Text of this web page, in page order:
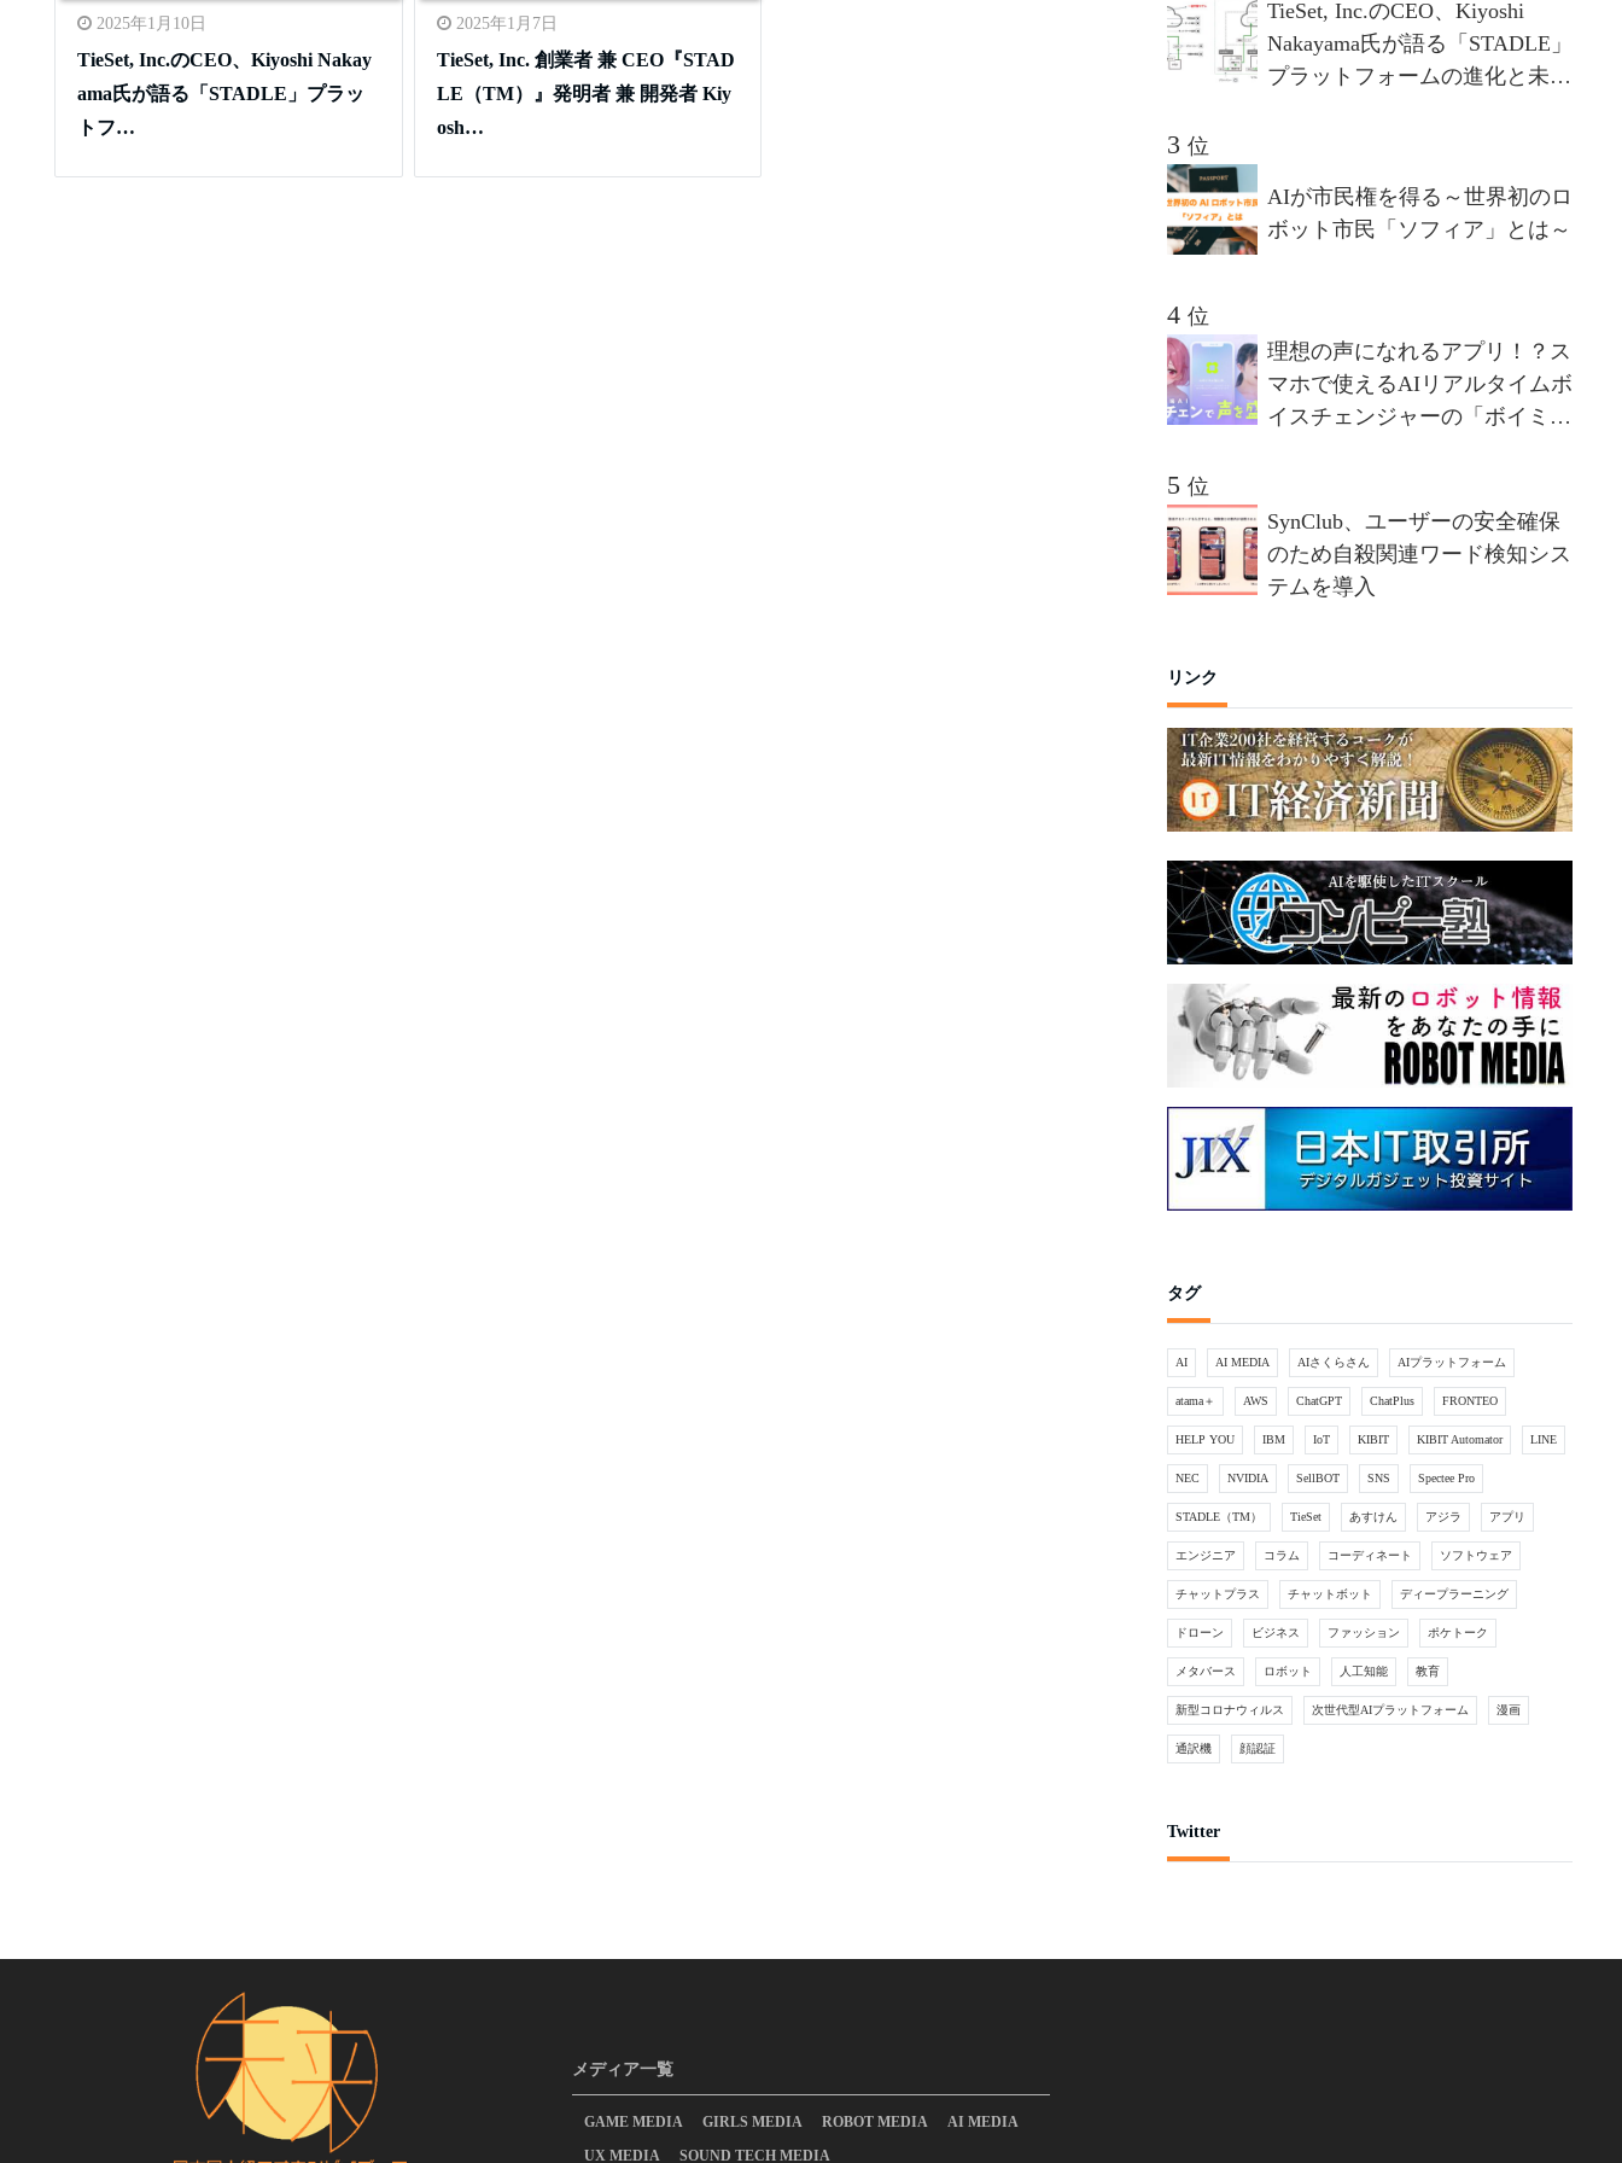
2025年1月10日
TieSet, Inc.のCEO、Kiyoshi Nakay
ama氏が語る「STADLE」プラッ
トフ…
2025年1月7日
TieSet, Inc. 創業者 兼 CEO『STAD
LE（TM）』発明者 兼 開発者 Kiy
osh…
TieSet, Inc.のCEO、Kiyoshi
Nakayama氏が語る「STADLE」
プラットフォームの進化と未来
位
AIが市民権を得る～世界初のロ
ボット市民「ソフィア」とは～
位
理想の声になれるアプリ！？ス
マホで使えるAIリアルタイムボ
イスチェンジャーの「ボイミ
やイケボ風に音声変換が可能
に。
位
SynClub、ユーザーの安全確保
のため自殺関連ワード検知シス
テムを導入
リンク
タグ
AI AI MEDIA AIさくらさん AIプラットフォーム
atama＋ AWS ChatGPT ChatPlus FRONTEO
HELP YOU IBM IoT KIBIT KIBIT Automator LINE
NEC NVIDIA SellBOT SNS Spectee Pro
STADLE（TM） TieSet あすけん アジラ アプリ
エンジニア コラム コーディネート ソフトウェア
チャットプラス チャットボット ディープラーニング
ドローン ビジネス ファッション ポケトーク
メタバース ロボット 人工知能 教育
新型コロナウィルス 次世代型AIプラットフォーム 漫画
通訳機 顔認証
Twitter
メディア一覧
GAME MEDIA GIRLS MEDIA ROBOT MEDIA
AI MEDIA
UX MEDIA
SOUND TECH MEDIA